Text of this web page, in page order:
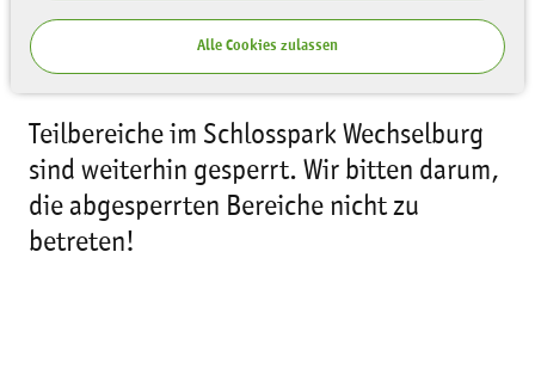
Alle Cookies zulassen
Teilbereiche im Schlosspark Wechselburg
sind weiterhin gesperrt. Wir bitten darum,
die abgesperrten Bereiche nicht zu
betreten!